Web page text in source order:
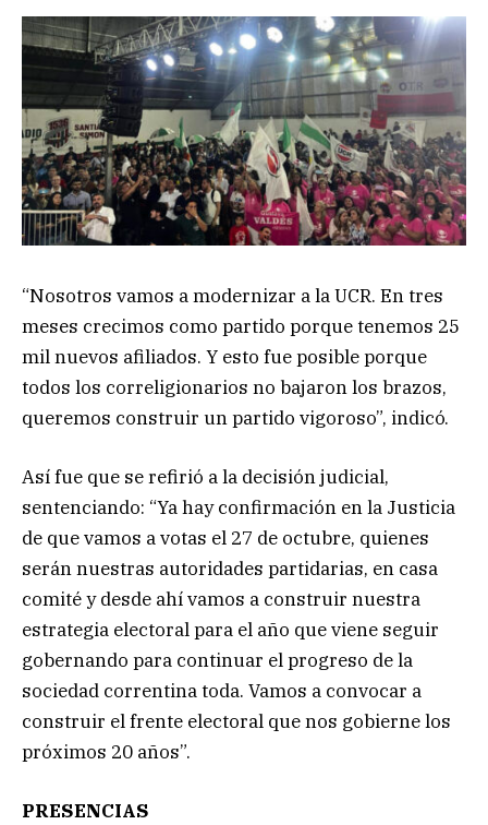
“Nosotros vamos a modernizar a la UCR. En tres
meses crecimos como partido porque tenemos 25
mil nuevos afiliados. Y esto fue posible porque
todos los correligionarios no bajaron los brazos,
queremos construir un partido vigoroso”, indicó.
Así fue que se refirió a la decisión judicial,
sentenciando: “Ya hay confirmación en la Justicia
de que vamos a votas el 27 de octubre, quienes
serán nuestras autoridades partidarias, en casa
comité y desde ahí vamos a construir nuestra
estrategia electoral para el año que viene seguir
gobernando para continuar el progreso de la
sociedad correntina toda. Vamos a convocar a
construir el frente electoral que nos gobierne los
próximos 20 años”.
PRESENCIAS